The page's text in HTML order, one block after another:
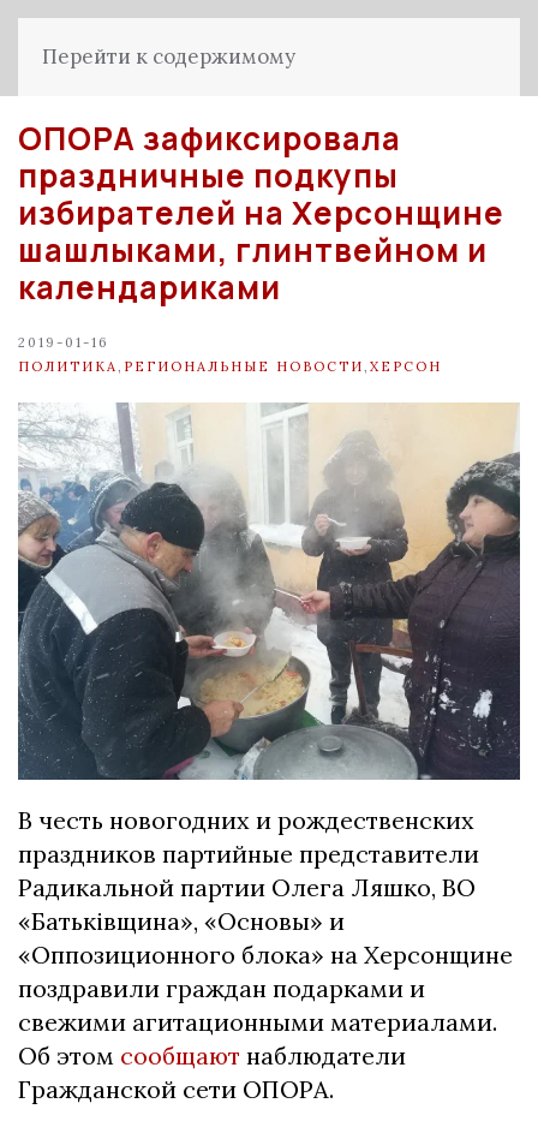
Перейти к содержимому
ОПОРА зафиксировала
праздничные подкупы
избирателей на Херсонщине
шашлыками, глинтвейном и
календариками
2019-01-16
ПОЛИТИКА
РЕГИОНАЛЬНЫЕ НОВОСТИ ХЕРСОН
В честь новогодних и рождественских
праздников партийные представители
Радикальной партии Олега Ляшко, ВО
«Батьківщина», «Основы» и
«Оппозиционного блока» на Херсонщине
поздравили граждан подарками и
свежими агитационными материалами.
Об этом сообщают наблюдатели
Гражданской сети ОПОРА.